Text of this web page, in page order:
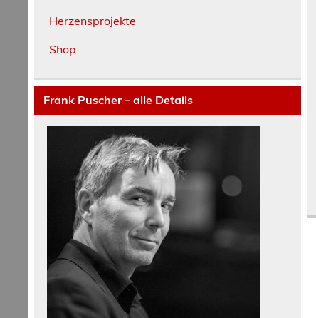
Herzensprojekte
Shop
Frank Puscher – alle Details